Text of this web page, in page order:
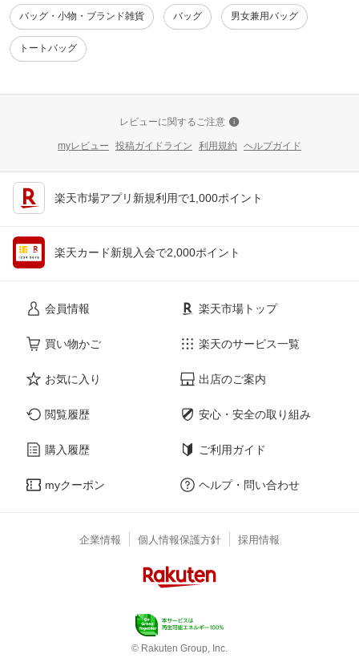
バッグ・小物・ブランド雑貨 バッグ 男女兼用バッグ
トートバッグ
レビューに関するご注意
myレビュー 投稿ガイドライン 利用規約 ヘルプガイド
楽天市場アプリ新規利用で1,000ポイント
楽天カード新規入会で2,000ポイント
会員情報
買い物かご
お気に入り
閲覧履歴
購入履歴
myクーポン
楽天市場トップ
楽天のサービス一覧
出店のご案内
安心・安全の取り組み
ご利用ガイド
ヘルプ・問い合わせ
企業情報 個人情報保護方針 採用情報
© Rakuten Group, Inc.